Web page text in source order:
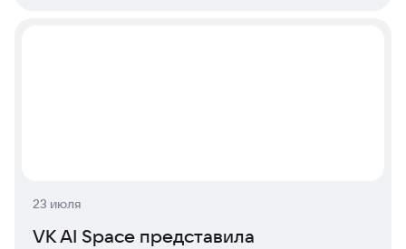
23 июля
VK AI Space представила